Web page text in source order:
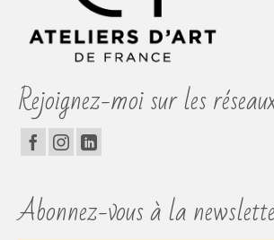
Rejoignez-moi sur les
Abonnez-vous à la